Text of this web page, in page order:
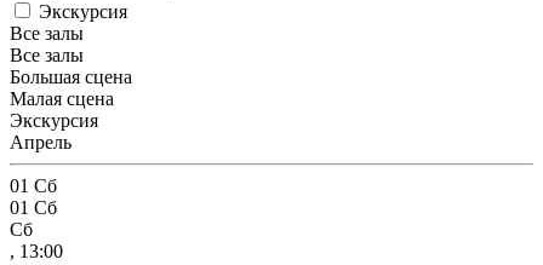
Экскурсия
Все залы
Все залы
Большая сцена
Малая сцена
Экскурсия
Апрель
01 Сб
01 Сб
Сб
, 13:00